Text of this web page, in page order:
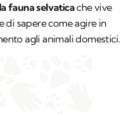
la fauna selvaticache vive
di sapere come agire in
agli animali domestici.